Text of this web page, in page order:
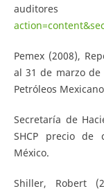
Pemex (2008),
al 31 de marzo de
Petróleos
Secretaría de
SHCP precio de
México.
Shiller, Robert